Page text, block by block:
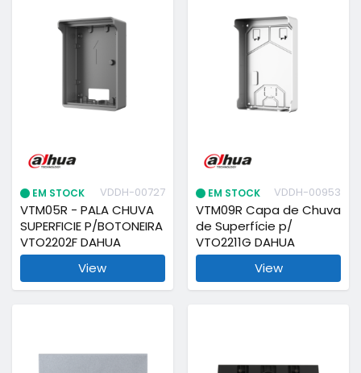
EM STOCK VDDH-00727
VTM05R - PALA CHUVA
SUPERFICIE P/BOTONEIRA
VTO2202F DAHUA
View
EM STOCK VDDH-00953
VTM09R Capa de Chuva
de Superfície p/
VTO2211G DAHUA
View